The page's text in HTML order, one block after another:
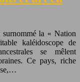
la « Nation
kaléidoscope de
se mêlent
Ce pays, riche